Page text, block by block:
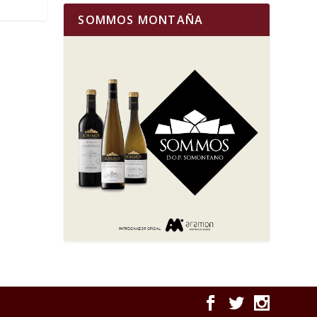
SOMMOS MONTAÑA